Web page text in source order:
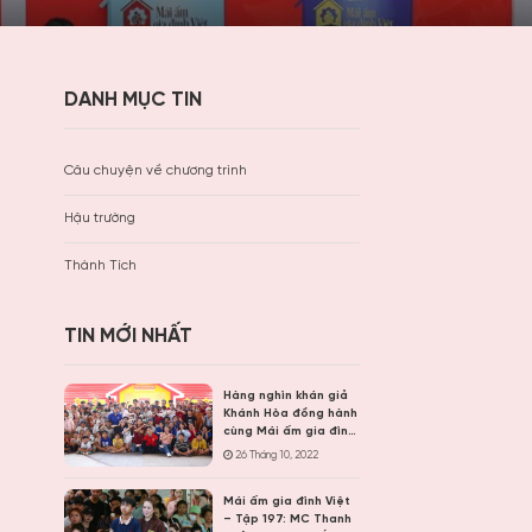
DANH MỤC TIN
Câu chuyện về chương trình
Hậu trường
Thành Tích
TIN MỚI NHẤT
Hàng nghìn khán giả
Khánh Hòa đồng hành
cùng Mái ấm gia đình
Việt, trao hơn 9 tỷ
26 Tháng 10, 2022
Mái ấm gia đình Việt
– Tập 197: MC Thanh